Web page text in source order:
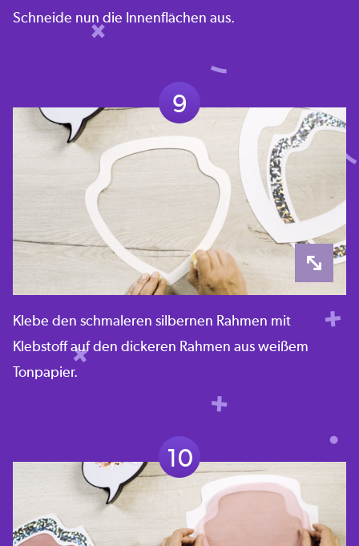
Schneide nun die Innenflächen aus.
9
Klebe den schmaleren silbernen Rahmen mit
Klebstoff auf den dickeren Rahmen aus weißem
Tonpapier.
10